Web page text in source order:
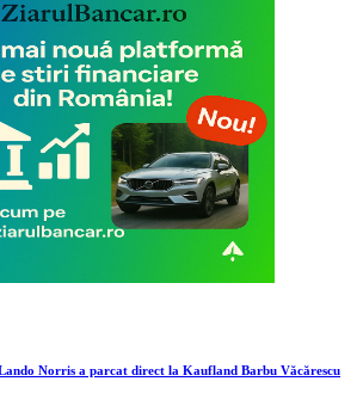
Norris a parcat direct la Kaufland Barbu Văcărescu